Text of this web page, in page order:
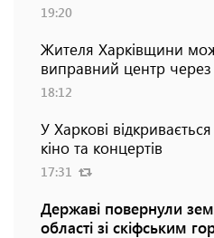
19:20
Жителя Харківщини
виправний центр через
18:12
У Харкові
кіно та концертів
17:31
Державі повернули
області зі скіфським